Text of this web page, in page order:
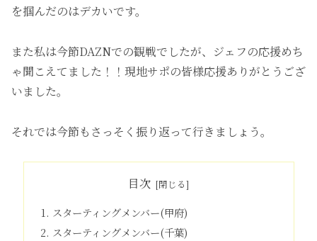
を掴んだのはデカいです。
また私は今節DAZNでの観戦でしたが、ジェフの応援めち
ゃ聞こえてました！！現地サポの皆様応援ありがとうござ
いました。
それでは今節もさっそく振り返って行きましょう。
目次
スターティングメンバー(甲府)
スターティングメンバー(千葉)